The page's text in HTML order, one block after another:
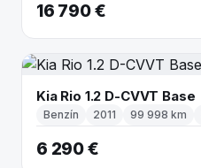
16 790 €
Kia Rio 1.2 D-CVVT Base
Benzín 2011 99 998 km
6 290 €